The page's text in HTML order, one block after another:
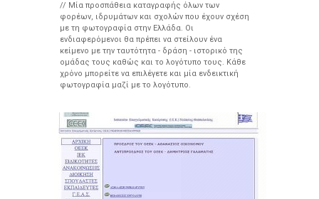
Μία προσπάθεια καταγραφής όλων των
φορέων, ιδρυμάτων και σχολών που έχουν σχέση
με τη φωτογραφία στην Ελλάδα. Οι
ενδιαφερόμενοι θα πρέπει να στείλουν ένα
κείμενο με την ταυτότητα - δράση - ιστορικό της
ομάδας τους καθώς και το λογότυπο τους. Κάθε
χρόνο μπορείτε να επιλέγετε και μία ενδεικτική
φωτογραφία μαζί με το λογότυπο.